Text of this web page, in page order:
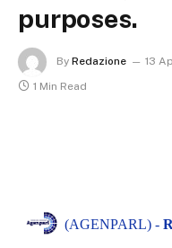
purposes.
By Redazione 13
1 Min Read
(AGENPARL) -